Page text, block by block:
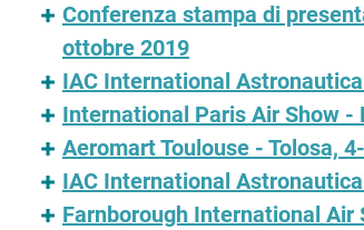
Conferenza stampa di
ottobre 2019
IAC International
International Paris Air Show -
Aeromart Toulouse - Tolosa,
IAC International
Farnborough International Air